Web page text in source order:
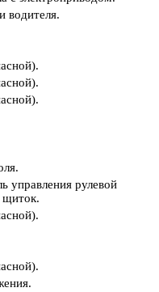
водителя.
управления рулевой
щиток.